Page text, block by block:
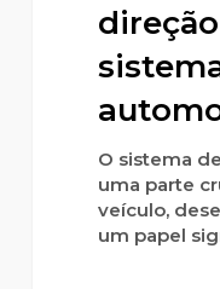
O sistema
uma parte
veículo,
um papel